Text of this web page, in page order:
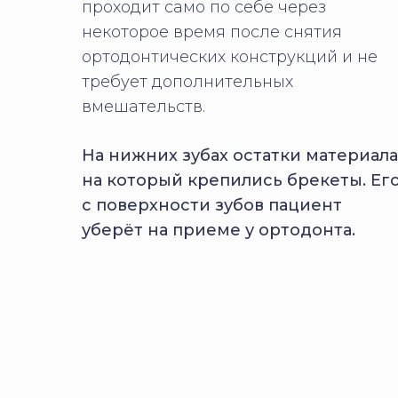
проходит само по себе через
некоторое время после снятия
ортодонтических конструкций и не
требует дополнительных
вмешательств.
На нижних зубах остатки
на который крепились брекеты.
с поверхности зубов пациент
уберёт на приеме у ортодонта.